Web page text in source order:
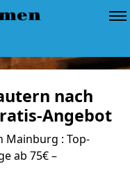
nach
Angebot
Mainburg : Top-
ab 75€ –